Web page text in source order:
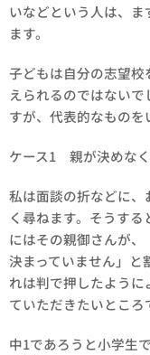
いなどという人は、
ます。
子どもは自分の志望
えられるのではない
すが、代表的なものを
ケース1 親が決めな
私は面談の折などに
く尋ねます。そうす
にはその親御さんが
決まっていません」と
れは判で押したように
ていただきたいところ
中1であろうと小学生